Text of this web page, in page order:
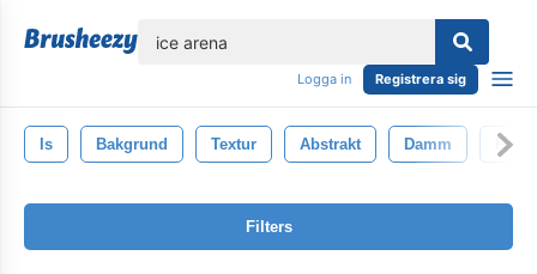
Logga in Registrera sig
Is Bakgrund Textur Abstrakt Damm
Filters